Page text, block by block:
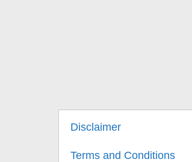
Disclaimer
Terms and Conditions